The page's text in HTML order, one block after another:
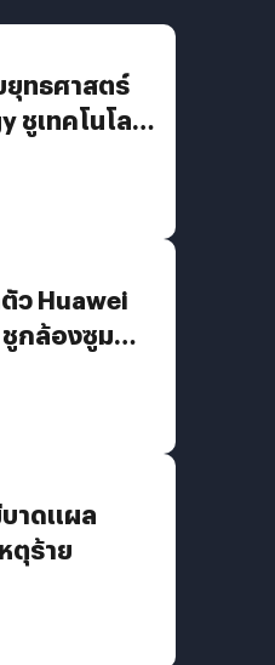
ยุทธศาสตร์
ชูเทคโนโลยี
ว Huawei
กล้องซูม
าดแผล
ตุร้าย